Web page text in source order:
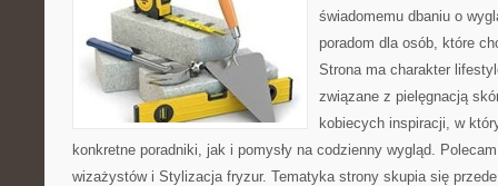
świadomemu dbaniu o
poradom dla osób, które
Strona ma charakter
związane z pielęgnacją
kobiecych inspiracji, w
konkretne poradniki, jak i pomysły na codzienny wygląd.
wizażystów i Stylizacja fryzur. Tematyka strony skupia się